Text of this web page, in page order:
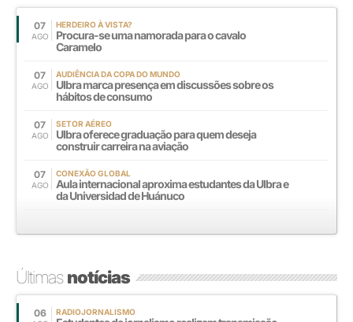
07
AGO
HERDEIRO À VISTA?
Procura-se uma namorada para o cavalo
Caramelo
07
AGO
AUDIÊNCIA DA COPA DO MUNDO
Ulbra marca presença em discussões sobre os
hábitos de consumo
07
AGO
SETOR AÉREO
Ulbra oferece graduação para quem deseja
construir carreira na aviação
07
AGO
CONEXÃO GLOBAL
Aula internacional aproxima estudantes da Ulbra e
da Universidad de Huánuco
Últimasnotícias
06 RADIOJORNALISMO